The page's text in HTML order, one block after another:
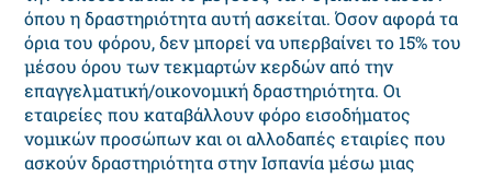
όπου η δραστηριότητα αυτή ασκείται. Όσον αφορά τα
όρια του φόρου, δεν μπορεί να υπερβαίνει το 15% του
μέσου όρου των τεκμαρτών κερδών από την
επαγγελματική/οικονομική δραστηριότητα. Οι
εταιρείες που καταβάλλουν φόρο εισοδήματος
νομικών προσώπων και οι αλλοδαπές εταιρίες που
ασκούν δραστηριότητα στην Ισπανία μέσω μιας